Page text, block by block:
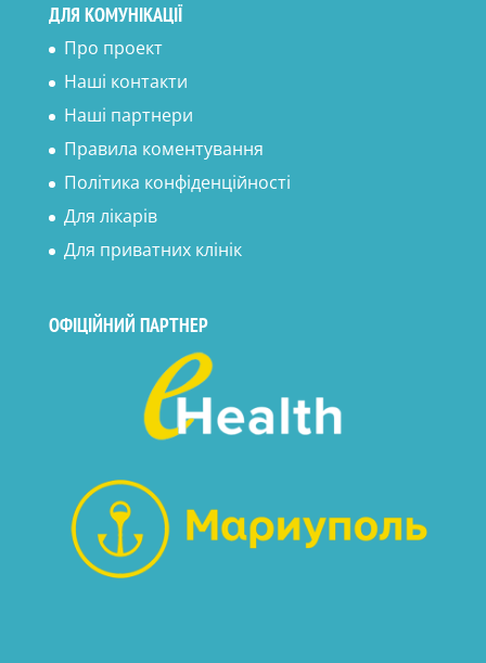
ДЛЯ КОМУНІКАЦІЇ
Про проект
Наші контакти
Наші партнери
Правила коментування
Політика конфіденційності
Для лікарів
Для приватних клінік
ОФІЦІЙНИЙ ПАРТНЕР